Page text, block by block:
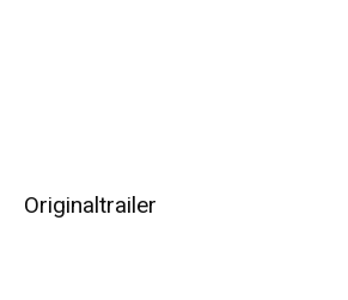
Originaltrailer